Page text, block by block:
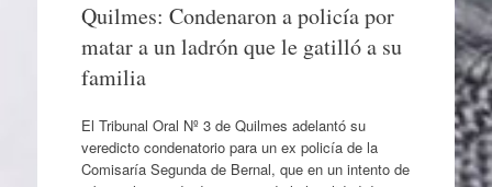
Quilmes: Condenaron a policía por
matar a un ladrón que le gatilló a su
familia
El Tribunal Oral Nº 3 de Quilmes adelantó su
veredicto condenatorio para un ex policía de la
Comisaría Segunda de Bernal, que en un intento de